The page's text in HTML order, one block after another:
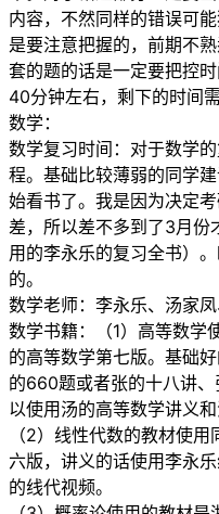
内容，不然同样的错误可
是要注意把握的，前期不
套的题的话是一定要把控
40分钟左右，剩下的时间
数学：
数学复习时间：对于数学
程。基础比较薄弱的同学
始看书了。我是因为决定
差，所以差不多到了3月份
用的李永乐的复习全书）
的。
数学老师：李永乐、汤家
数学书籍：（1）高等数学
的高等数学第七版。基础
的660题或者张的十八讲
以使用汤的高等数学讲义和
（2）线性代数的教材使
六版，讲义的话使用李永
的线代视频。